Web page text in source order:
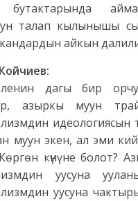
талап кылынышы
айкын
дагы бир
азыркы муун
идеологиясын
муун экен, ал эми
күнү не болот?
уусуна
уусуна